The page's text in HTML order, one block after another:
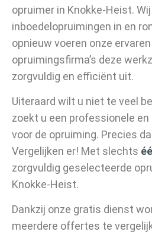
opruimer in Knokke-Heist.
inboedelopruimingen in en
opnieuw voeren onze
opruimingsfirma’s deze
zorgvuldig en efficiënt uit.
Uiteraard wilt u niet te veel
zoekt u een professionele
voor de opruiming. Precies
Vergelijken er! Met slechts
zorgvuldig geselecteerde
Knokke-Heist.
Dankzij onze gratis dienst
meerdere offertes te